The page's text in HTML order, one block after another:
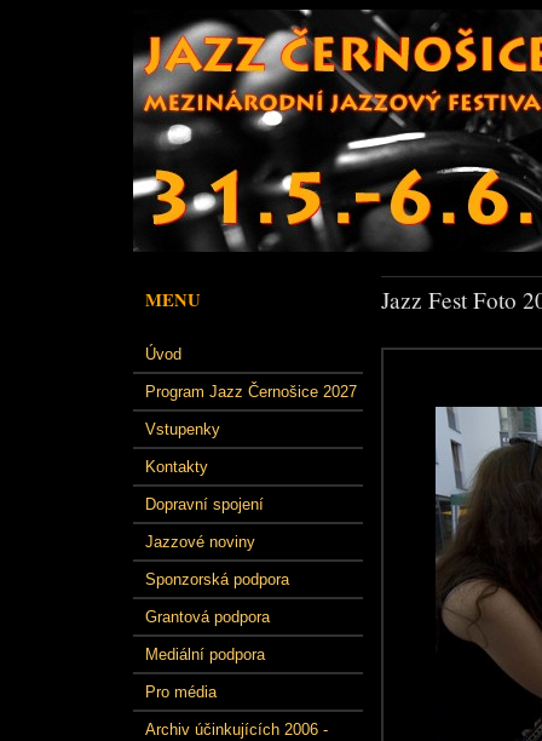
MENU
Úvod
Program Jazz Černošice 2027
Vstupenky
Kontakty
Dopravní spojení
Jazzové noviny
Sponzorská podpora
Grantová podpora
Mediální podpora
Pro média
Archiv účinkujících 2006 -
Jazz Fest Foto